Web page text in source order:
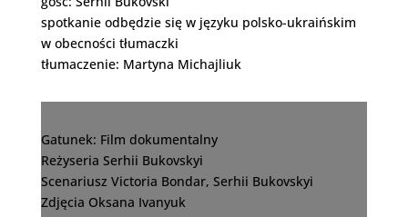
spotkanie odbędzie się w języku polsko-ukraińskim
w obecności tłumaczki
tłumaczenie: Martyna Michajliuk
Gatunek: Film dokumentalny
Reżyseria Serhii Bukovskyi
Scenariusz Victoria Bondar, Serhii Bukovskyi
Zdjęcia Oksana Ivanyuk